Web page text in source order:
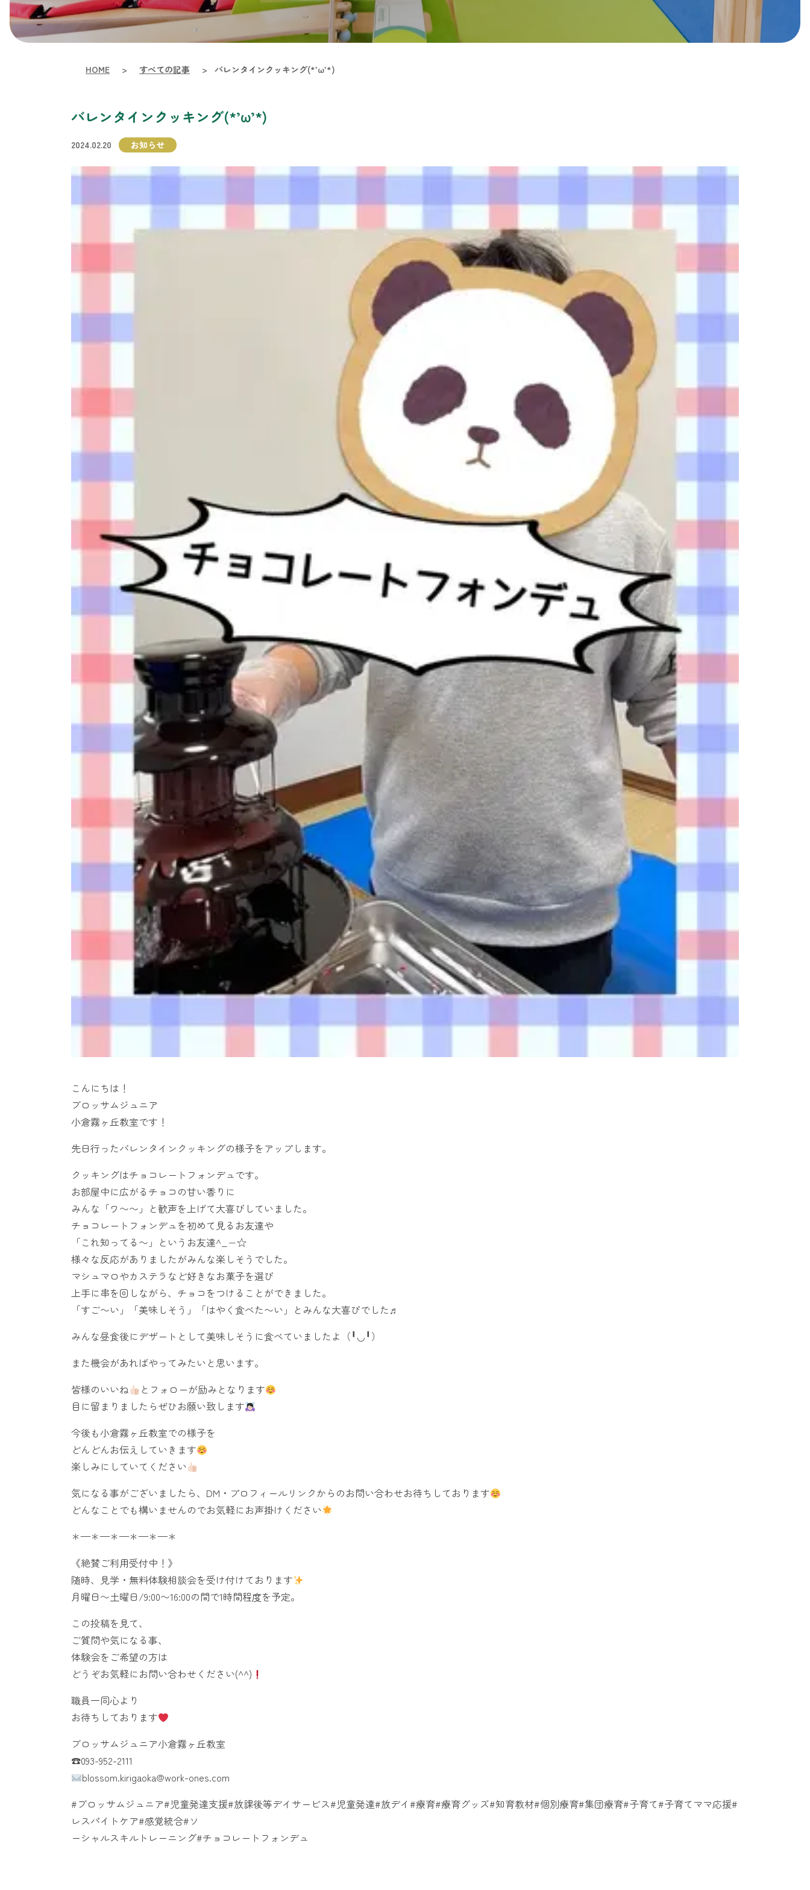
HOME > すべての記事 > バレンタインクッキング(*’ω’*)
バレンタインクッキング(*’ω’*)
2024.02.20 お知らせ
こんにちは！
ブロッサムジュニア
小倉霧ヶ丘教室です！
先日行ったバレンタインクッキングの様子をアップします。
クッキングはチョコレートフォンデュです。
お部屋中に広がるチョコの甘い香りに
みんな「ワ〜〜」と歓声を上げて大喜びしていました。
チョコレートフォンデュを初めて見るお友達や
「これ知ってる〜」というお友達^_−☆
様々な反応がありましたがみんな楽しそうでした。
マシュマロやカステラなど好きなお菓子を選び
上手に串を回しながら、チョコをつけることができました。
「すご〜い」「美味しそう」「はやく食べた〜い」とみんな大喜びでした♬
みんな昼食後にデザートとして美味しそうに食べていましたよ（╹◡╹）
また機会があればやってみたいと思います。
皆様のいいね
とフォローが励みとなります
目に留まりましたらぜひお願い致します
今後も小倉霧ヶ丘教室での様子を
どんどんお伝えしていきます
楽しみにしていてください
気になる事がございましたら、DM・プロフィールリンクからのお問い合わせお待ちしております
どんなことでも構いませんのでお気軽にお声掛けください
＊—＊—＊—＊—＊—＊
《絶賛ご利用受付中！》
随時、見学・無料体験相談会を受け付けております
月曜日〜土曜日/9:00〜16:00の間で1時間程度を予定。
この投稿を見て、
ご質問や気になる事、
体験会をご希望の方は
どうぞお気軽にお問い合わせください(^^)
職員一同心より
お待ちしております
ブロッサムジュニア小倉霧ヶ丘教室
☎︎093-952-2111
blossom.kirigaoka@work-ones.com
#ブロッサムジュニア#児童発達支援#放課後等デイサービス#児童発達#放デイ#療育#療育グッズ#知育教材#個別療育#集団療育#子育て#子育てママ応援#
レスパイトケア#感覚統合#ソ
ーシャルスキルトレーニング#チョコレートフォンデュ